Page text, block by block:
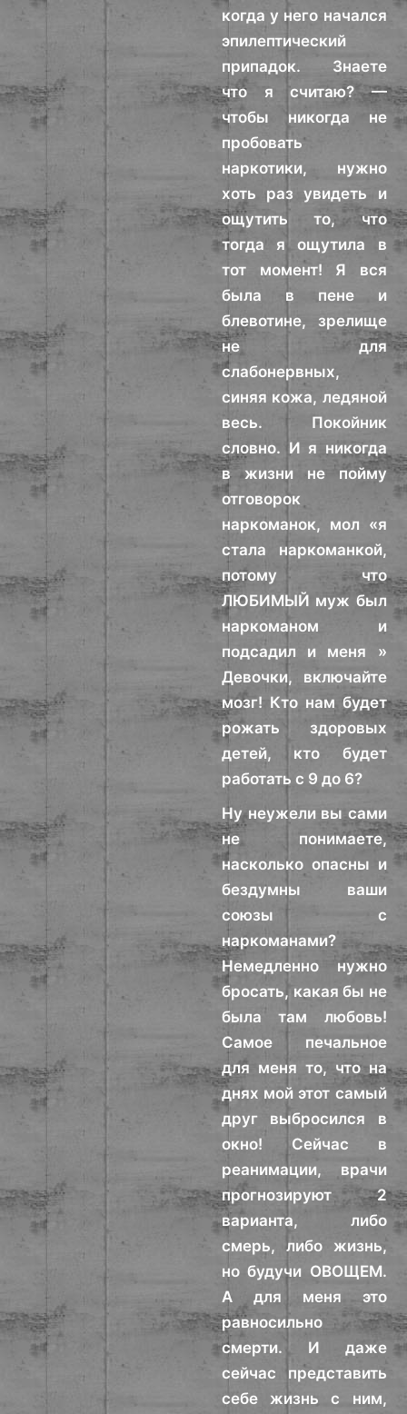
когда у него начался
эпилептический
припадок. Знаете
что я считаю? —
чтобы никогда не
пробовать
наркотики, нужно
хоть раз увидеть и
ощутить то, что
тогда я ощутила в
тот момент! Я вся
была в пене и
блевотине, зрелище
не для
слабонервных,
синяя кожа, ледяной
весь. Покойник
словно. И я никогда
в жизни не пойму
отговорок
наркоманок, мол «я
стала наркоманкой,
потому что
ЛЮБИМЫЙ муж был
наркоманом и
подсадил и меня »
Девочки, включайте
мозг! Кто нам будет
рожать здоровых
детей, кто будет
работать с 9 до 6?
Ну неужели вы сами
не понимаете,
насколько опасны и
бездумны ваши
союзы с
наркоманами?
Немедленно нужно
бросать, какая бы не
была там любовь!
Самое печальное
для меня то, что на
днях мой этот самый
друг выбросился в
окно! Сейчас в
реанимации, врачи
прогнозируют 2
варианта, либо
смерь, либо жизнь,
но будучи ОВОЩЕМ.
А для меня это
равносильно
смерти. И даже
сейчас представить
себе жизнь с ним,